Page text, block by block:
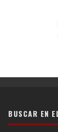
BUSCAR EN